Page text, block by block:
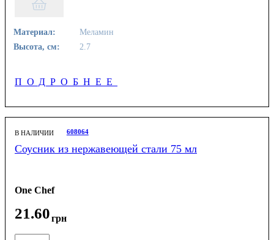
Материал:
Меламин
Высота, см:
2.7
ПОДРОБНЕЕ
В НАЛИЧИИ 608064
Соусник из нержавеющей стали 75 мл
One Chef
21.60грн